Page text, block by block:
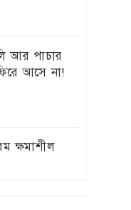
মেরি
বৃথা যায়নি:
চলছে
আর পাচার
আসে না!
ক্ষমাশীল